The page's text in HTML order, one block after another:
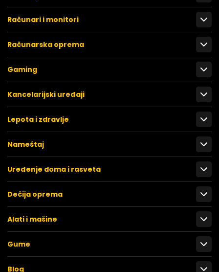
Računari i monitori
Računarska oprema
Gaming
Kancelarijski uređaji
Lepota i zdravlje
Nameštaj
Uređenje doma i rasveta
Dečija oprema
Alati i mašine
Gume
Blog